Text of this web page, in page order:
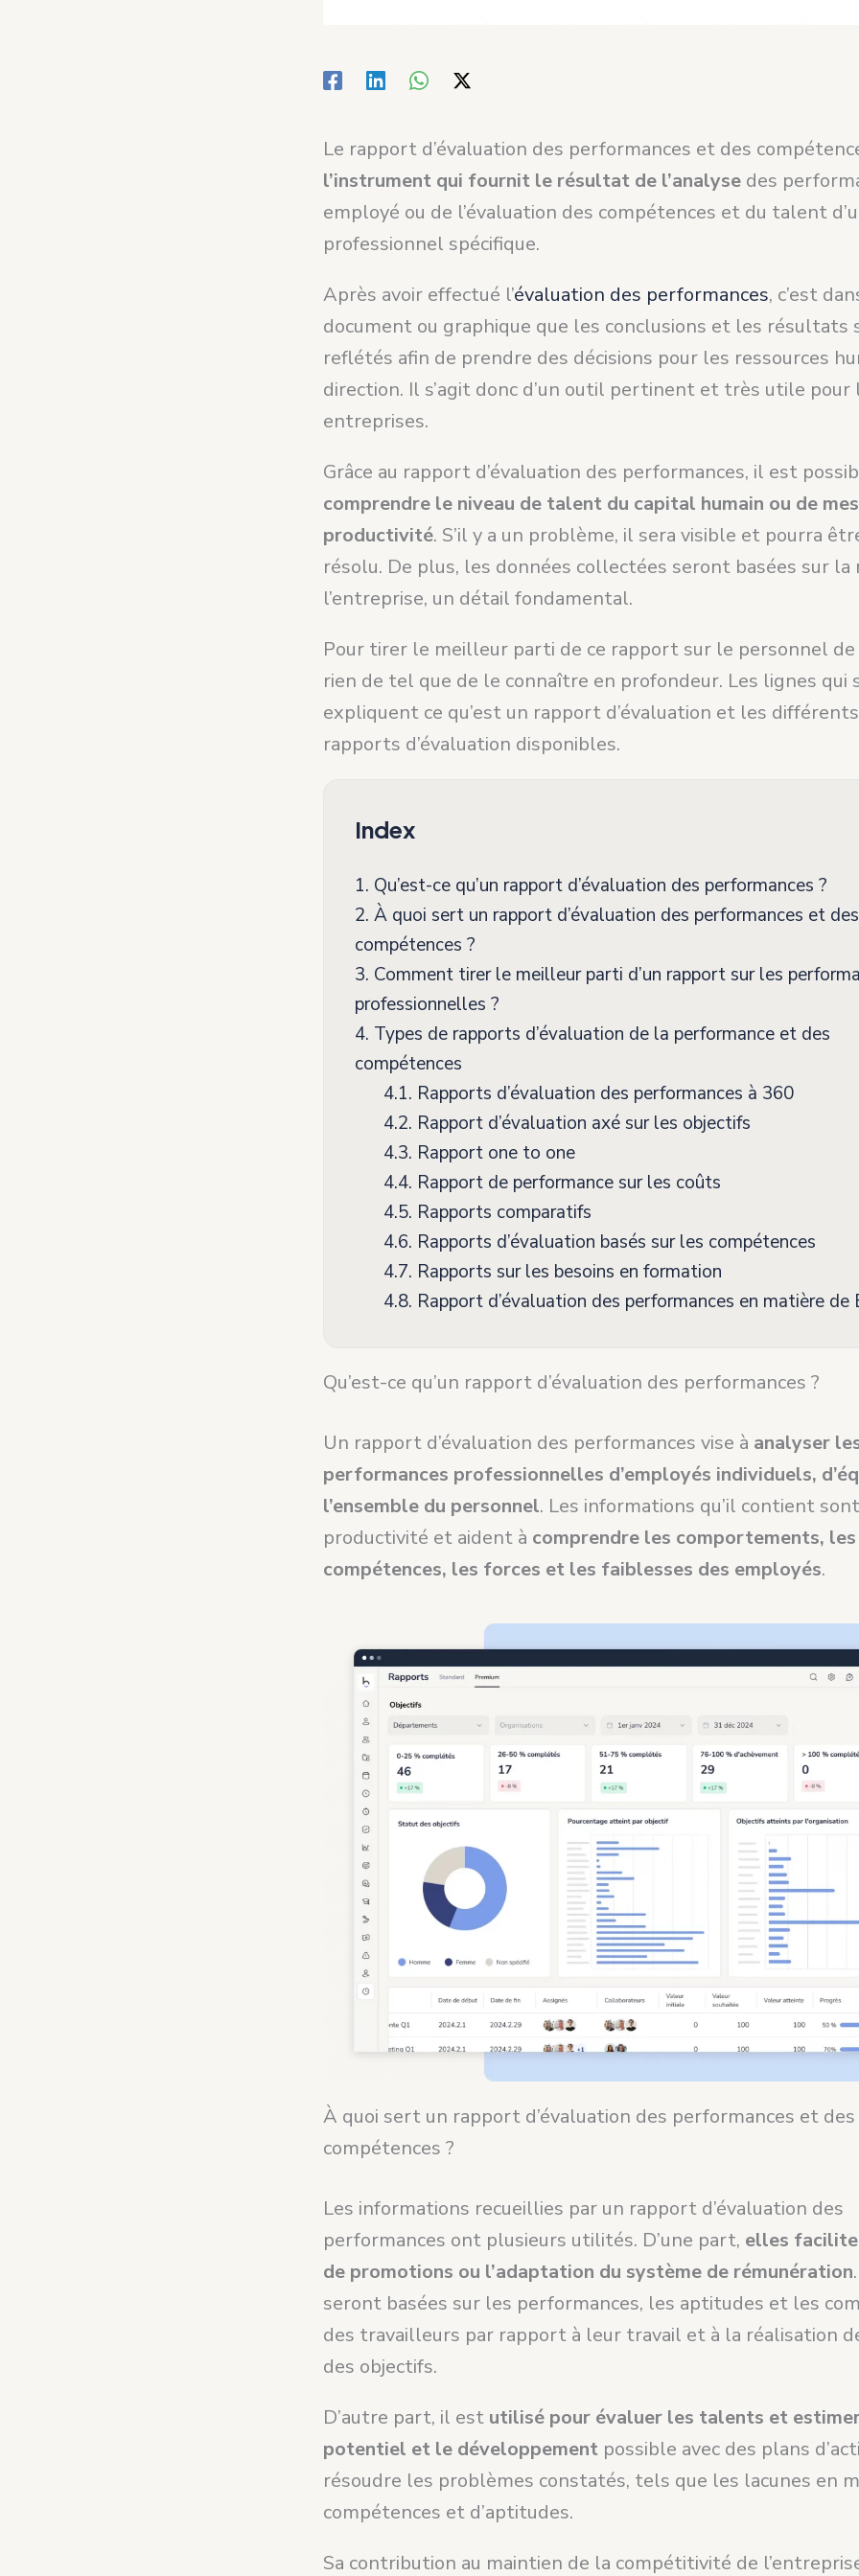
Le rapport d’évaluation des performances et des
l’instrument qui fournit le résultat de l’analyse des
employé ou de l’évaluation des compétences et du talent
professionnel spécifique.
Après avoir effectué l’évaluation des performances, c’est
document ou graphique que les conclusions et les résultats
reflétés afin de prendre des décisions pour les ressources
direction. Il s’agit donc d’un outil pertinent et très utile pour
entreprises.
Grâce au rapport d’évaluation des performances, il est
comprendre le niveau de talent du capital humain ou de
productivité. S’il y a un problème, il sera visible et pourra
résolu. De plus, les données collectées seront basées sur la
l’entreprise, un détail fondamental.
Pour tirer le meilleur parti de ce rapport sur le personnel de
rien de tel que de le connaître en profondeur. Les lignes qui
expliquent ce qu’est un rapport d’évaluation et les
rapports d’évaluation disponibles.
Index
1. Qu’est-ce qu’un rapport d’évaluation des performances ?
2. À quoi sert un rapport d’évaluation des performances et des
compétences ?
3. Comment tirer le meilleur parti d’un rapport sur les
professionnelles ?
4. Types de rapports d’évaluation de la performance et des
compétences
4.1. Rapports d’évaluation des performances à 360
4.2. Rapport d’évaluation axé sur les objectifs
4.3. Rapport one to one
4.4. Rapport de performance sur les coûts
4.5. Rapports comparatifs
4.6. Rapports d’évaluation basés sur les compétences
4.7. Rapports sur les besoins en formation
4.8. Rapport d’évaluation des performances en matière de
Qu’est-ce qu’un rapport d’évaluation des performances ?
Un rapport d’évaluation des performances vise à analyser
performances professionnelles d’employés individuels,
l’ensemble du personnel. Les informations qu’il contient
productivité et aident à comprendre les comportements, les
compétences, les forces et les faiblesses des employés.
À quoi sert un rapport d’évaluation des performances et des
compétences ?
Les informations recueillies par un rapport d’évaluation des
performances ont plusieurs utilités. D’une part, elles
de promotions ou l’adaptation du système de rémunération
seront basées sur les performances, les aptitudes et les
des travailleurs par rapport à leur travail et à la réalisation
des objectifs.
D’autre part, il est utilisé pour évaluer les talents et
potentiel et le développement possible avec des plans
résoudre les problèmes constatés, tels que les lacunes en
compétences et d’aptitudes.
Sa contribution au maintien de la compétitivité de